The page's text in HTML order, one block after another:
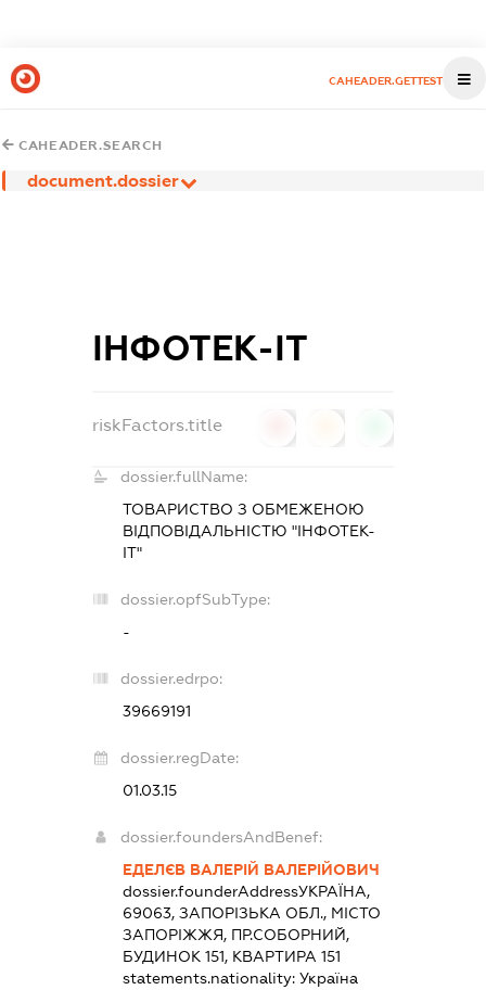
CAHEADER.GETTEST
CAHEADER.SEARCH
document.dossier
ІНФОТЕК-ІТ
riskFactors.title
dossier.fullName:
ТОВАРИСТВО З ОБМЕЖЕНОЮ
ВІДПОВІДАЛЬНІСТЮ "ІНФОТЕК-
ІТ"
dossier.opfSubType:
-
dossier.edrpo:
39669191
dossier.regDate:
01.03.15
dossier.foundersAndBenef:
ЕДЕЛЄВ ВАЛЕРІЙ ВАЛЕРІЙОВИЧ
dossier.founderAddressУКРАЇНА,
69063, ЗАПОРІЗЬКА ОБЛ., МІСТО
ЗАПОРІЖЖЯ, ПР.СОБОРНИЙ,
БУДИНОК 151, КВАРТИРА 151
statements.nationality:Україна